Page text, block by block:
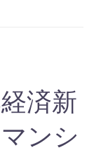
済新
ンシ